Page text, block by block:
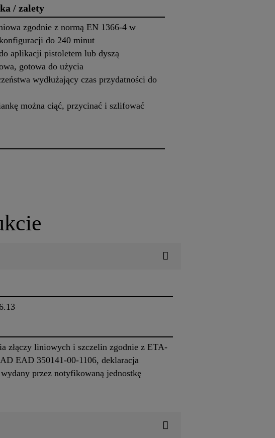
/ zalety
zgodnie z normą EN 1366-4 w
do 240 minut
aplikacji pistoletem lub dyszą
gotowa do użycia
wydłużający czas przydatności do
można ciąć, przycinać i szlifować
złączy liniowych i szczelin zgodnie z ETA-
EAD 350141-00-1106, deklaracja
przez notyfikowaną jednostkę